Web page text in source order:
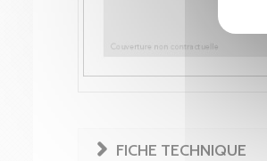
FICHE TECHNIQUE